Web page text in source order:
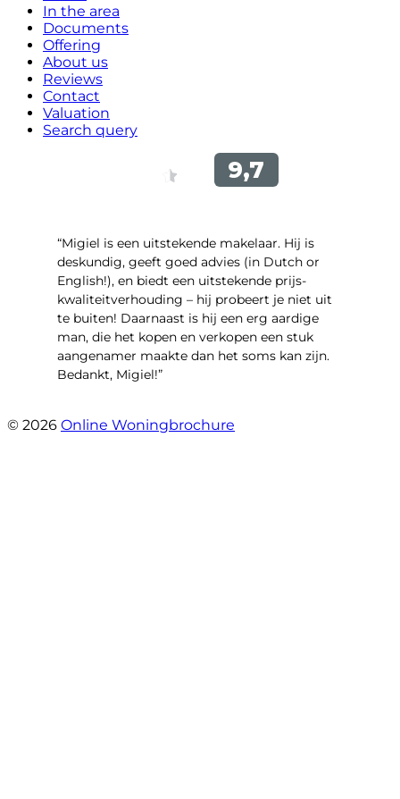
In the area
Documents
Offering
About us
Reviews
Contact
Valuation
Search query
“Migiel is een uitstekende makelaar. Hij is
deskundig, geeft goed advies (in Dutch or
English!), en biedt een uitstekende prijs-
kwaliteitverhouding – hij probeert je niet uit
te buiten! Daarnaast is hij een erg aardige
man, die het kopen en verkopen een stuk
aangenamer maakte dan het soms kan zijn.
Bedankt, Migiel!”
© 2026 Online Woningbrochure